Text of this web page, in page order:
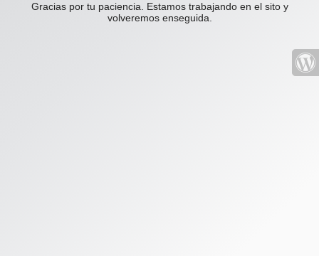
Gracias por tu paciencia. Estamos trabajando en el sito y
volveremos enseguida.